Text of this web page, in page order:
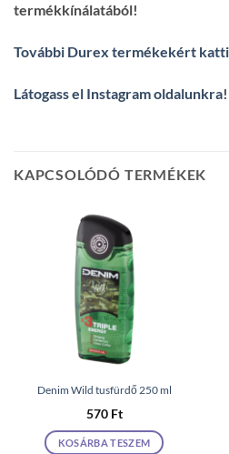
termékkínálatából!
További Durex termékekért
Látogass el Instagram oldalunkra!
KAPCSOLÓDÓ TERMÉKEK
Denim Wild tusfürdő 250 ml
570 Ft
KOSÁRBA TESZEM